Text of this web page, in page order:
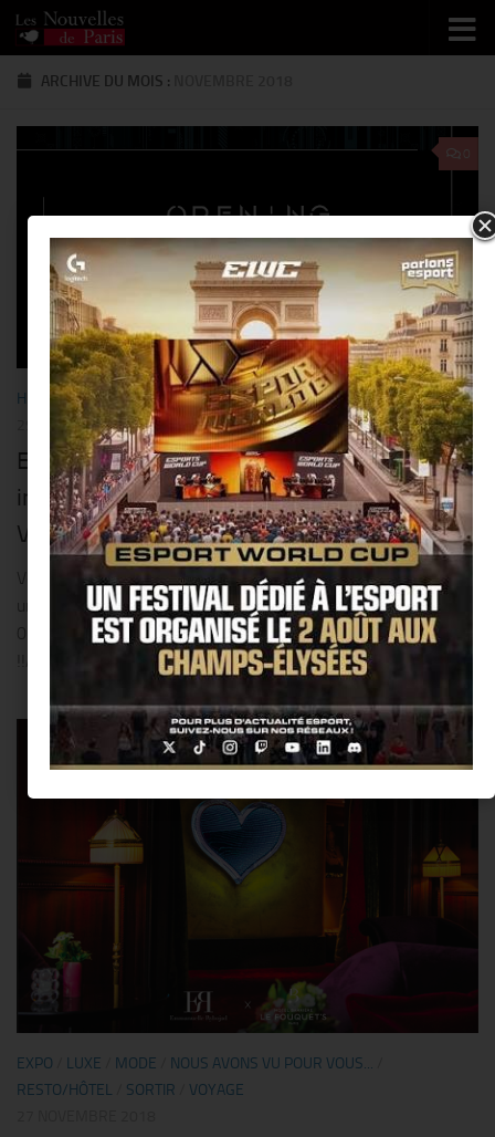
Skip to content
ARCHIVE DU MOIS :
HIGH-TECH/MUSIQUE /NOUS Y ÉTIONS.../PEOPLE/SORTIR
29 NOVEMBRE 2018
Enfin un Club du genre nouveau, un concept
innovant et futuriste débarque en France @
VOG.PARIS !!
Venez vivre l’expérience VOG.PARIS, un nouveau concept
unique en Europe !! VOG.PARIS ouvre son Club ce samedi
01.12.2018 avec une programmation originale et sophistiquée
!!Au bord du Canal de l’Ourcq, dans un cadre idéal...
EXPO LUXE MODE NOUS AVONS VU POUR VOUS...
RESTO/HÔTEL
SORTIR
VOYAGE